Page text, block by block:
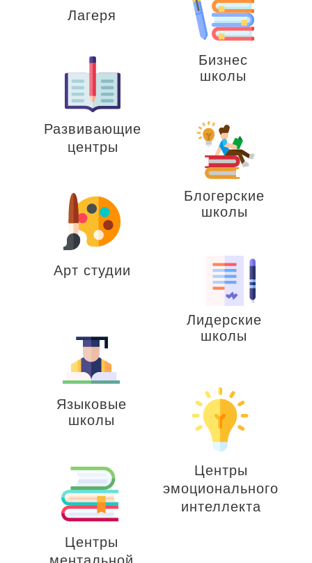
Лагеря
Бизнес
школы
Блогерские
школы
Лидерские
школы
Развивающие
центры
Центры
эмоционального
интеллекта
Центры
Языковые
школы
Арт студии